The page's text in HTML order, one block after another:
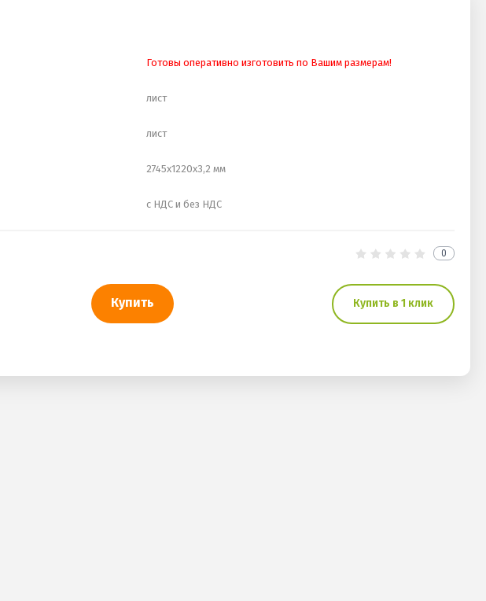
Готовы оперативно изготовить по Вашим размерам!
лист
лист
2745х1220х3,2 мм
с НДС и без НДС
0
Купить Купить в 1 клик